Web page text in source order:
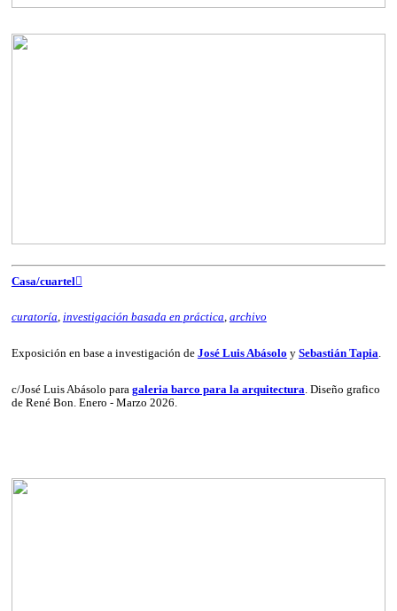
Casa/cuartel︎︎︎
curatoría, investigación basada en práctica, archivo
Exposición en base a investigación de José Luis Abásolo y Sebastián Tapia.
c/José Luis Abásolo para galeria barco para la arquitectura. Diseño grafico
de René Bon. Enero - Marzo 2026.